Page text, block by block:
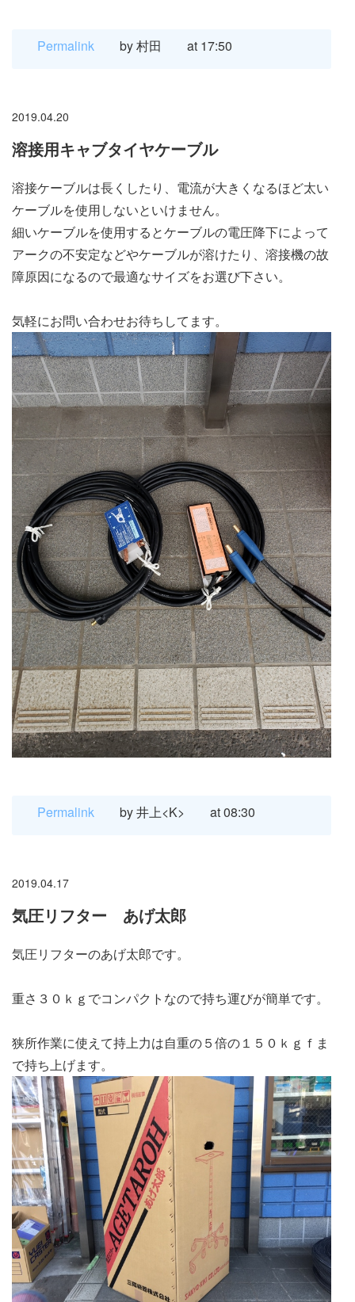
Permalink by 村田 at 17:50
2019.04.20
溶接用キャブタイヤケーブル
溶接ケーブルは長くしたり、電流が大きくなるほど太い
ケーブルを使用しないといけません。
細いケーブルを使用するとケーブルの電圧降下によって
アークの不安定などやケーブルが溶けたり、溶接機の故
障原因になるので最適なサイズをお選び下さい。
気軽にお問い合わせお待ちしてます。
Permalink by 井上<K> at 08:30
2019.04.17
気圧リフター あげ太郎
気圧リフターのあげ太郎です。
重さ３０ｋｇでコンパクトなので持ち運びが簡単です。
狭所作業に使えて持上力は自重の５倍の１５０ｋｇｆま
で持ち上げます。